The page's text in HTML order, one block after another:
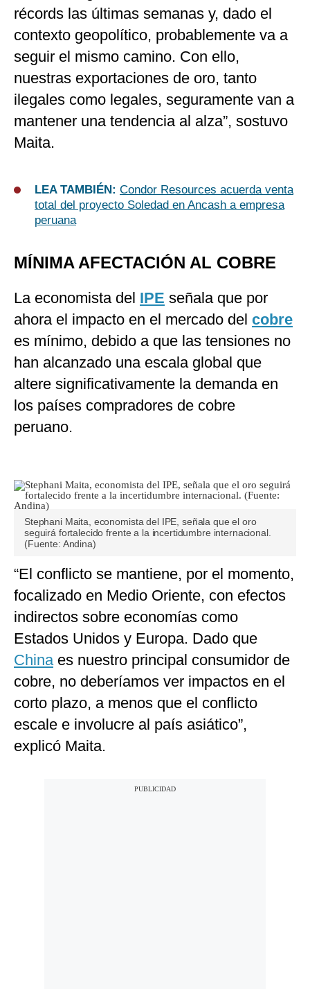
récords las últimas semanas y, dado el
contexto geopolítico, probablemente va a
seguir el mismo camino. Con ello,
nuestras exportaciones de oro, tanto
ilegales como legales, seguramente van a
mantener una tendencia al alza”, sostuvo
Maita.
LEA TAMBIÉN: Condor Resources acuerda venta
total del proyecto Soledad en Ancash a empresa
peruana
MÍNIMA AFECTACIÓN AL COBRE
La economista del IPE señala que por
ahora el impacto en el mercado del cobre
es mínimo, debido a que las tensiones no
han alcanzado una escala global que
altere significativamente la demanda en
los países compradores de cobre
peruano.
Stephani Maita, economista del IPE, señala que el oro
seguirá fortalecido frente a la incertidumbre internacional.
(Fuente: Andina)
“El conflicto se mantiene, por el momento,
focalizado en Medio Oriente, con efectos
indirectos sobre economías como
Estados Unidos y Europa. Dado que
Chinaes nuestro principal consumidor de
cobre, no deberíamos ver impactos en el
corto plazo, a menos que el conflicto
escale e involucre al país asiático”,
explicó Maita.